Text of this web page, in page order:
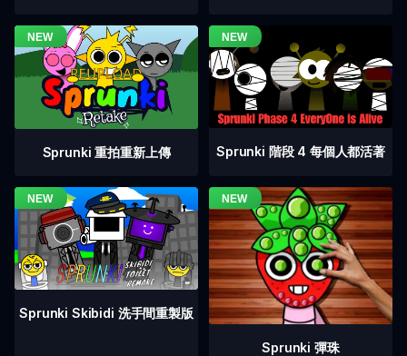
Sprunki 重拍重新上傳 Sprunki 階段 4 每個人都活著
Sprunki Skibidi 洗手間重製版
Sprunki 彈珠